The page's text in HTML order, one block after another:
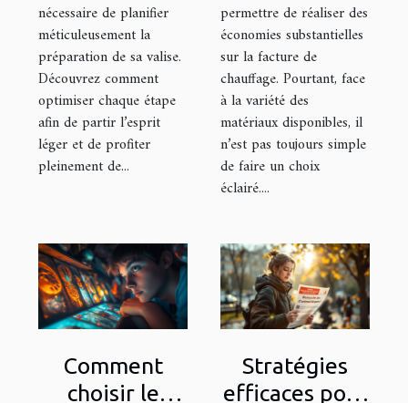
nécessaire de planifier
méticuleusement la
préparation de sa valise.
Découvrez comment
optimiser chaque étape
afin de partir l’esprit
léger et de profiter
pleinement de...
permettre de réaliser des
économies substantielles
sur la facture de
chauffage. Pourtant, face
à la variété des
matériaux disponibles, il
n’est pas toujours simple
de faire un choix
éclairé....
Comment
choisir le
Stratégies
efficaces pour